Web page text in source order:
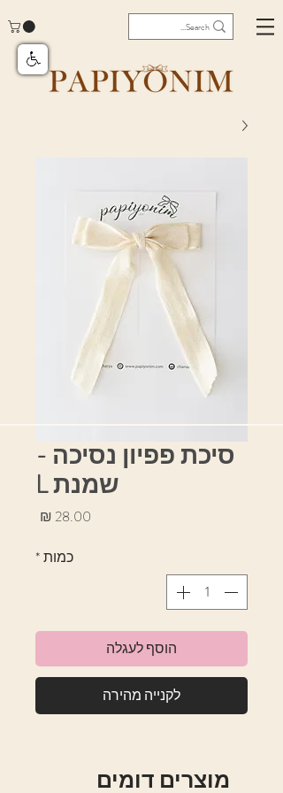
סיכת פפיון נסיכה -
שמנת L
כמות*
הוסף לעגלה
לקנייה מהירה
מוצרים דומים